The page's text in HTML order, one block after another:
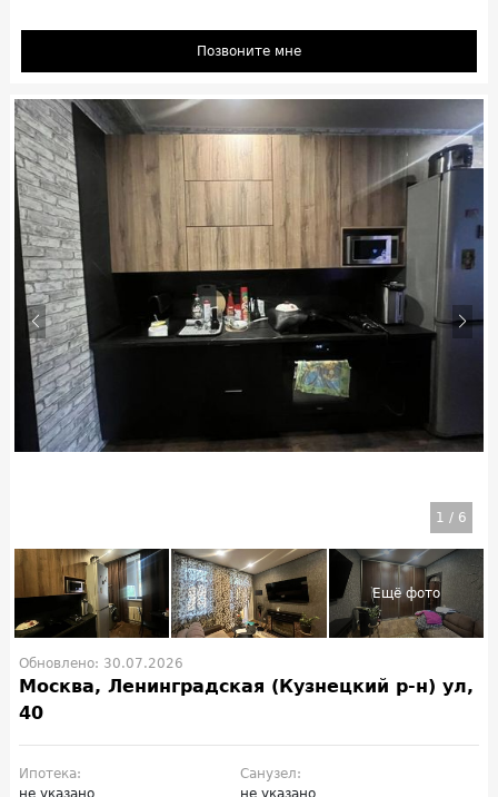
Позвоните мне
1 / 6
Обновлено: 30.07.2026
Москва, Ленинградская (Кузнецкий р-н) ул,
40
Ипотека:
не указано
Санузел:
не указано